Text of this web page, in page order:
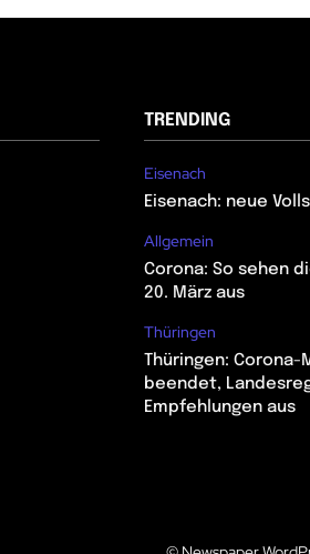
TRENDING
Eisenach
Eisenach: neue
Allgemein
Corona: So sehen
20. März aus
Thüringen
Thüringen: Corona-
beendet,
Empfehlungen aus